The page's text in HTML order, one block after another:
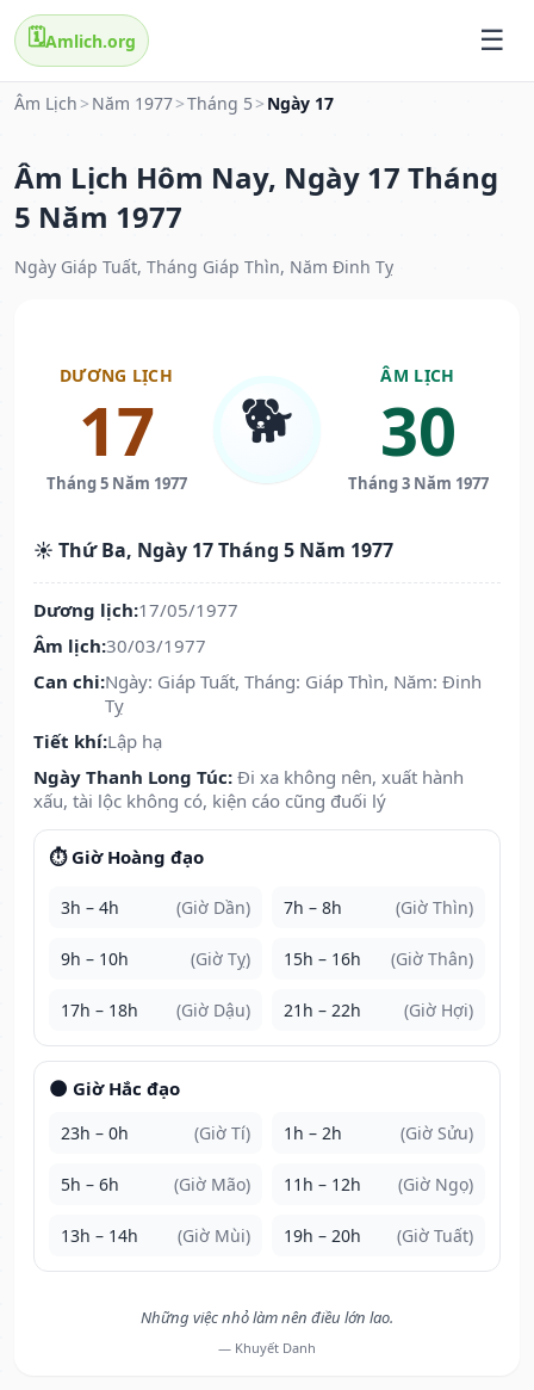
🗓️Amlich.org
Âm Lịch > Năm 1977>Tháng 5 > Ngày 17
Âm Lịch Hôm Nay, Ngày 17 Tháng
5 Năm 1977
Ngày Giáp Tuất, Tháng Giáp Thìn, Năm Đinh Tỵ
DƯƠNG LỊCH
17
Tháng 5 Năm 1977
🐕
ÂM LỊCH
30
Tháng 3 Năm 1977
☀️ Thứ Ba, Ngày 17 Tháng 5 Năm 1977
Dương lịch:17/05/1977
Âm lịch:30/03/1977
Can chi:Ngày: Giáp Tuất, Tháng: Giáp Thìn, Năm: Đinh
Tỵ
Tiết khí:Lập hạ
Ngày Thanh Long Túc: Đi xa không nên, xuất hành
xấu, tài lộc không có, kiện cáo cũng đuối lý
⏱️ Giờ Hoàng đạo
3h – 4h (Giờ Dần) 7h – 8h (Giờ Thìn)
9h – 10h (Giờ Tỵ) 15h – 16h (Giờ Thân)
17h – 18h (Giờ Dậu) 21h – 22h (Giờ Hợi)
🌑 Giờ Hắc đạo
23h – 0h (Giờ Tí) 1h – 2h (Giờ Sửu)
5h – 6h (Giờ Mão) 11h – 12h (Giờ Ngọ)
13h – 14h (Giờ Mùi) 19h – 20h (Giờ Tuất)
Những việc nhỏ làm nên điều lớn lao.
— Khuyết Danh